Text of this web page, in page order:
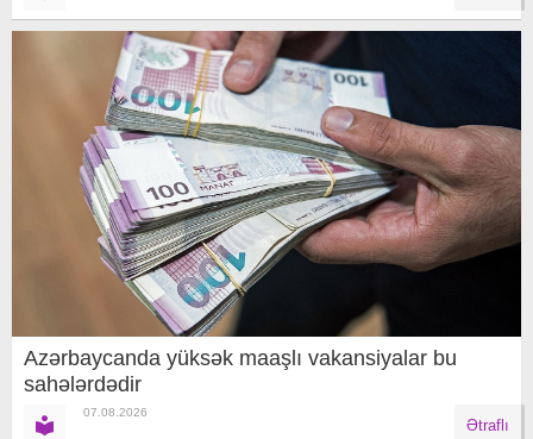
Azərbaycanda yüksək maaşlı vakansiyalar bu
sahələrdədir
07.08.2026
Ətraflı